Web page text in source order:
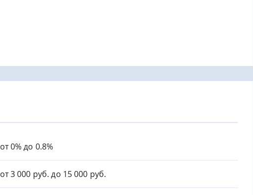
от 0% до 0.8%
от 3 000 руб. до 15 000 руб.